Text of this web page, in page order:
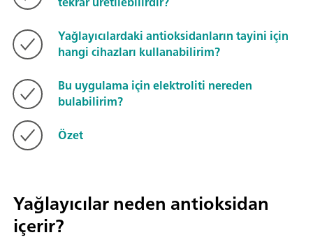
Yağlayıcılardaki antioksidanların tayini için
hangi cihazları kullanabilirim?
Bu uygulama için elektroliti nereden
bulabilirim?
Özet
Yağlayıcılar neden antioksidan
içerir?